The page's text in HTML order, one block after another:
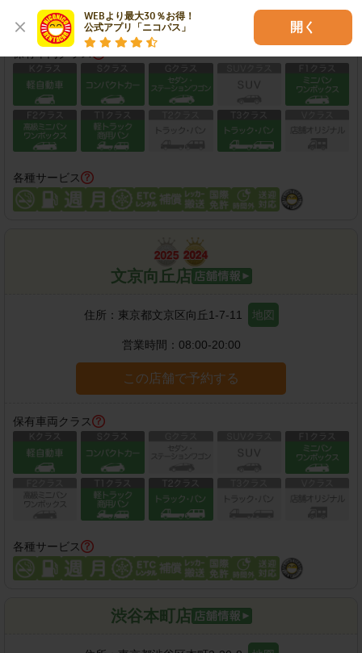
WEBより最大30％お得！
公式アプリ「ニコパス」
開く
この店舗で予約する
各種サービス
文京向丘店
住所： 東京都文京区向丘1-7-11 地図
営業時間： 08:00-20:00
この店舗で予約する
保有車両クラス
各種サービス
渋谷本町店